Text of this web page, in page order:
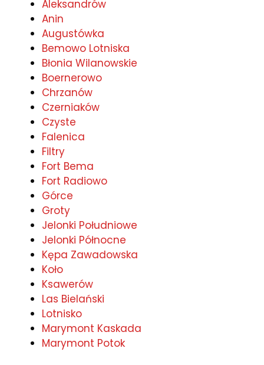
Aleksandrów
Anin
Augustówka
Bemowo Lotniska
Błonia Wilanowskie
Boernerowo
Chrzanów
Czerniaków
Czyste
Falenica
Filtry
Fort Bema
Fort Radiowo
Górce
Groty
Jelonki Południowe
Jelonki Północne
Kępa Zawadowska
Koło
Ksawerów
Las Bielański
Lotnisko
Marymont Kaskada
Marymont Potok